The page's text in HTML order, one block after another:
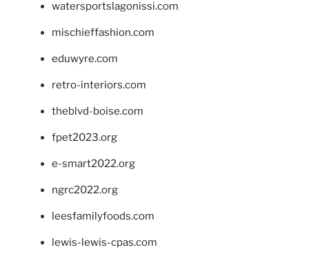
watersportslagonissi.com
mischieffashion.com
eduwyre.com
retro-interiors.com
theblvd-boise.com
fpet2023.org
e-smart2022.org
ngrc2022.org
leesfamilyfoods.com
lewis-lewis-cpas.com